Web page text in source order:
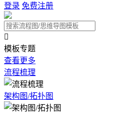
登录 免费注册

模板专题
查看更多
流程梳理
架构图/拓扑图